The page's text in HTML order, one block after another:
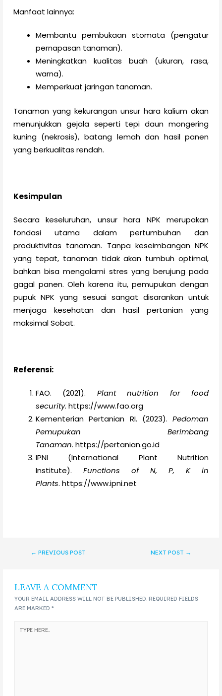
Manfaat lainnya:
Membantu pembukaan stomata (pengatur
pernapasan tanaman).
Meningkatkan kualitas buah (ukuran, rasa,
warna).
Memperkuat jaringan tanaman.
Tanaman yang kekurangan unsur hara kalium akan
menunjukkan gejala seperti tepi daun mongering
kuning (nekrosis), batang lemah dan hasil panen
yang berkualitas rendah.
Kesimpulan
Secara keseluruhan, unsur hara NPK merupakan
fondasi utama dalam pertumbuhan dan
produktivitas tanaman. Tanpa keseimbangan NPK
yang tepat, tanaman tidak akan tumbuh optimal,
bahkan bisa mengalami stres yang berujung pada
gagal panen. Oleh karena itu, pemupukan dengan
pupuk NPK yang sesuai sangat disarankan untuk
menjaga kesehatan dan hasil pertanian yang
maksimal Sobat.
Referensi:
FAO. (2021). Plant nutrition for food
security. https://www.fao.org
Kementerian Pertanian RI. (2023).Pedoman
Pemupukan Berimbang
Tanaman. https://pertanian.go.id
IPNI (International Plant Nutrition
Institute). Functions of N, P, K in
Plants. https://www.ipni.net
← PREVIOUS POST NEXT POST →
LEAVE A COMMENT
YOUR EMAIL ADDRESS WILL NOT BE PUBLISHED. REQUIRED FIELDS
ARE MARKED*